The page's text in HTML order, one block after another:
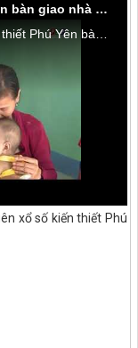
Công ty TNHH Xổ số kiến thiết Phú Yên bàn giao nhà tình thương tại thôn Hòa Đa, xã An Mỹ
xổ số kiến thiết Phú